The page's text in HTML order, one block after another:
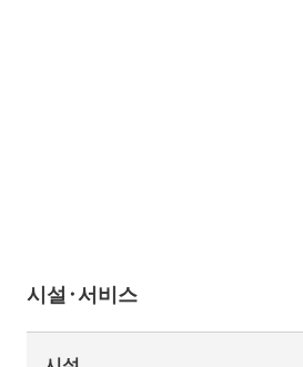
시설·서비스